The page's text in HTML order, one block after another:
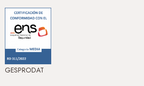
GESPRODAT